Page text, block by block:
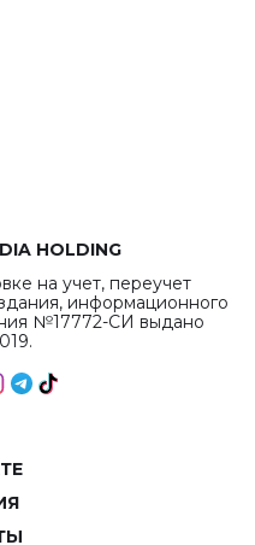
HOLDING
на учет, переучет
информационного
№17772-СИ выдано